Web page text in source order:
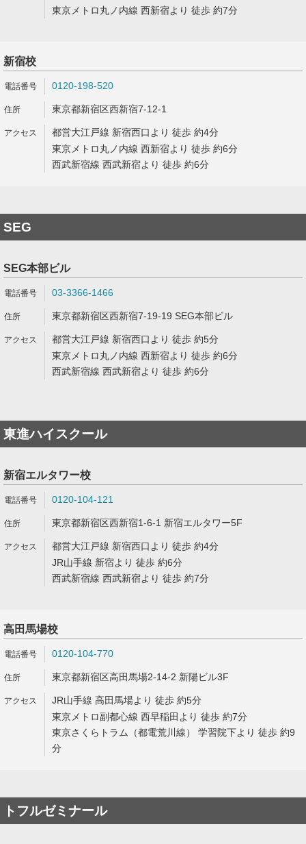
東京メトロ丸ノ内線 西新宿より 徒歩 約7分
新宿校
0120-198-520
東京都新宿区西新宿7-12-1
都営大江戸線 新宿西口より 徒歩 約4分
東京メトロ丸ノ内線 西新宿より 徒歩 約6分
西武新宿線 西武新宿より 徒歩 約6分
SEG
SEG本部ビル
03-3366-1466
東京都新宿区西新宿7-19-19 SEG本部ビル
都営大江戸線 新宿西口より 徒歩 約5分
東京メトロ丸ノ内線 西新宿より 徒歩 約6分
西武新宿線 西武新宿より 徒歩 約6分
東進ハイスクール
新宿エルタワー校
0120-104-121
東京都新宿区西新宿1-6-1 新宿エルタワー5F
都営大江戸線 新宿西口より 徒歩 約4分
JR山手線 新宿より 徒歩 約6分
西武新宿線 西武新宿より 徒歩 約7分
高田馬場校
0120-104-770
東京都新宿区高田馬場2-14-2 新陽ビル3F
JR山手線 高田馬場より 徒歩 約5分
東京メトロ副都心線 西早稲田より 徒歩 約7分
東京さくらトラム（都電荒川線） 学習院下より 徒歩 約9
分
トフルゼミナール